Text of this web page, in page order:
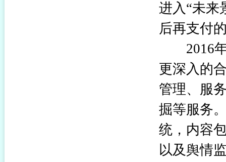
进入“未来
后再支付
2016年6
更深入的
管理、服
掘等服务
统，内容
以及舆情